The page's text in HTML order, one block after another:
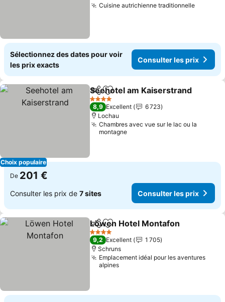
Cuisine autrichienne traditionnelle
Sélectionnez des dates pour voir
les prix exacts
Consulter les prix
Choix populaire
PartagerAjouter à mes favoris
Seehotel am Kaiserstrand
4 Étoiles
8,9 Excellent
6 723
Lochau
Chambres avec vue sur le lac ou la
montagne
De 201 €
Consulter les prix de 7 sites Consulter les prix
PartagerAjouter à mes favoris
Löwen Hotel Montafon
4 Étoiles
9,2 Excellent
1 705
Schruns
Emplacement idéal pour les aventures
alpines